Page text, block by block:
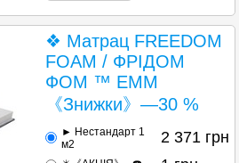
❖ Матрац FREEDOM
FOAM / ФРІДОМ
ФОМ ™ ЕММ
《Знижки》—30 %
► Нестандарт 1
м2
2 371 грн